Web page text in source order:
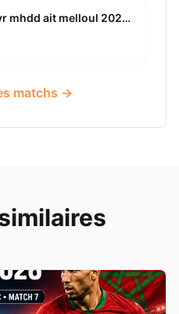
324 non defini ghyr mhdd ait melloul 2024 10 14
matchs →